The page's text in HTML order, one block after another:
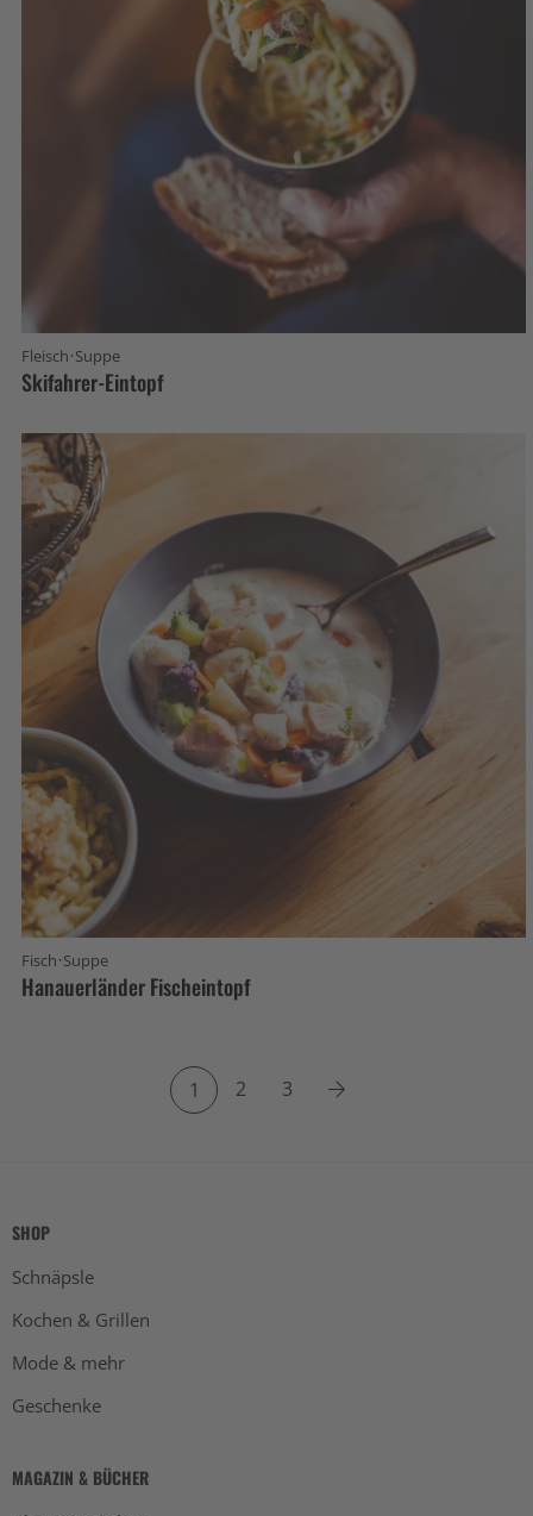
Fleisch·Suppe
Skifahrer-Eintopf
Fisch·Suppe
Hanauerländer Fischeintopf
1 2 3
SHOP
Schnäpsle
Kochen & Grillen
Mode & mehr
Geschenke
MAGAZIN & BÜCHER